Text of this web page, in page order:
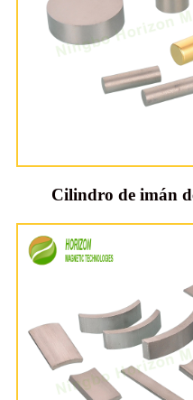
Cilindro de imán